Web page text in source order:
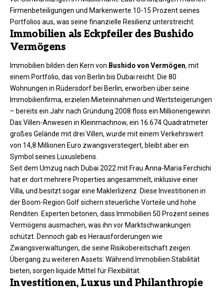
Firmenbeteiligungen und Markenwerte 10-15 Prozent seines
Portfolios aus, was seine finanzielle Resilienz unterstreicht.
Immobilien als Eckpfeiler des Bushido
Vermögens
Immobilien bilden den Kern von Bushido von Vermögen, mit
einem Portfolio, das von Berlin bis Dubai reicht. Die 80
Wohnungen in Rüdersdorf bei Berlin, erworben über seine
Immobilienfirma, erzielen Mieteinnahmen und Wertsteigerungen
– bereits ein Jahr nach Gründung 2008 floss ein Millionengewinn.
Das Villen-Anwesen in Kleinmachnow, ein 16.674 Quadratmeter
großes Gelände mit drei Villen, wurde mit einem Verkehrswert
von 14,8 Millionen Euro zwangsversteigert, bleibt aber ein
Symbol seines Luxuslebens.
Seit dem Umzug nach Dubai 2022 mit Frau Anna-Maria Ferchichi
hat er dort mehrere Properties angesammelt, inklusive einer
Villa, und besitzt sogar eine Maklerlizenz. Diese Investitionen in
der Boom-Region Golf sichern steuerliche Vorteile und hohe
Renditen. Experten betonen, dass Immobilien 50 Prozent seines
Vermögens ausmachen, was ihn vor Marktschwankungen
schützt. Dennoch gab es Herausforderungen wie
Zwangsverwaltungen, die seine Risikobereitschaft zeigen.
Übergang zu weiteren Assets: Während Immobilien Stabilität
bieten, sorgen liquide Mittel für Flexibilität.
Investitionen, Luxus und Philanthropie